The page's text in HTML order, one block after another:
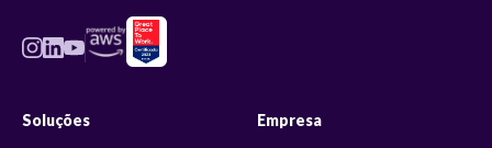
Soluções Empresa